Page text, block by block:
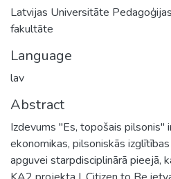
Latvijas Universitāte
fakultāte
Language
lav
Abstract
Izdevums "Es, topošais pilsonis"
ekonomikas, pilsoniskās
apguvei starpdisciplinārā pieejā,